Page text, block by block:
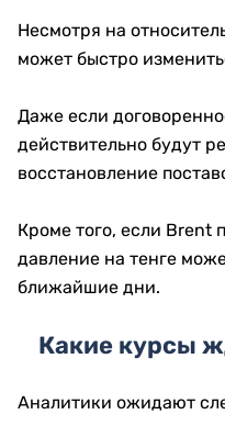
Несмотря на
может быстро
Даже если
действительно будут
восстановление
Кроме того, если Brent
давление на тенге
ближайшие дни.
Какие курсы
Аналитики ожидают